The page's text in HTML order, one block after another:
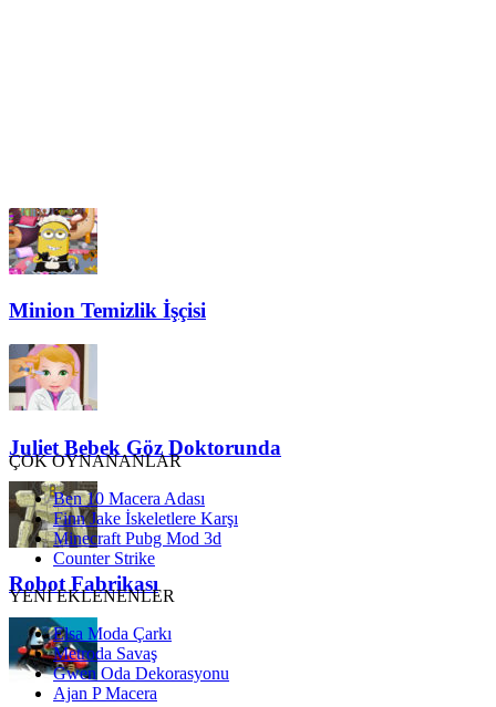
Minion Temizlik İşçisi
Juliet Bebek Göz Doktorunda
Robot Fabrikası
ÇOK OYNANANLAR
Ben 10 Macera Adası
Finn Jake İskeletlere Karşı
Minecraft Pubg Mod 3d
Counter Strike
YENİ EKLENENLER
Elsa Moda Çarkı
Metroda Savaş
Gwen Oda Dekorasyonu
Ajan P Macera